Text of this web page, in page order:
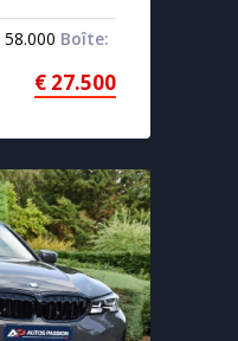
58.000 Boîte:
€ 27.500